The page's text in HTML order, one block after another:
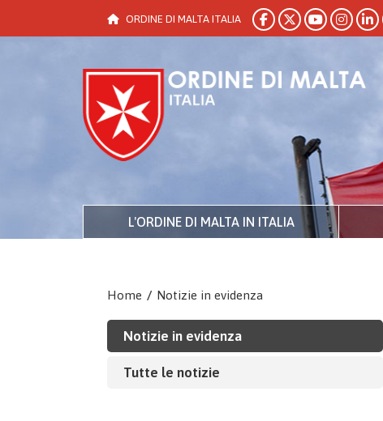
ORDINE DI MALTA ITALIA
L'ORDINE DI MALTA IN ITALIA
Home / Notizie in evidenza
Notizie in evidenza
Tutte le notizie